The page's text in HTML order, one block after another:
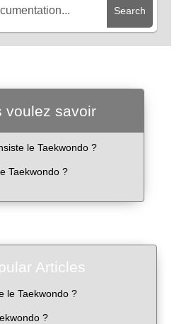
Search
voulez savoir
le Taekwondo ?
Taekwondo ?
Articles
le Taekwondo ?
?